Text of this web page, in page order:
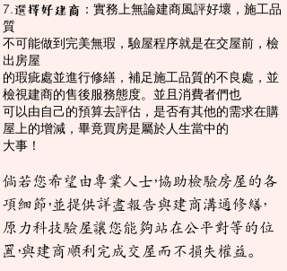
7.選擇好建商 ：實務上無論建商風評好壞，施工品
質
不可能做到完美無瑕，驗屋程序就是在交屋前，檢
出房屋
的瑕疵處並進行修繕，補足施工品質的不良處，並
檢視建商的售後服務態度。並且消費者們也
可以由自己的預算去評估，是否有其他的需求在購
屋上的增減，畢竟買房是屬於人生當中的
大事！
倘若您希望由專業人士，協助檢驗房屋的各
項細節，並提供詳盡報告與建商溝通修繕，
原力科技驗屋讓您能夠站在公平對等的位
置，與建商順利完成交屋而不損失權益。